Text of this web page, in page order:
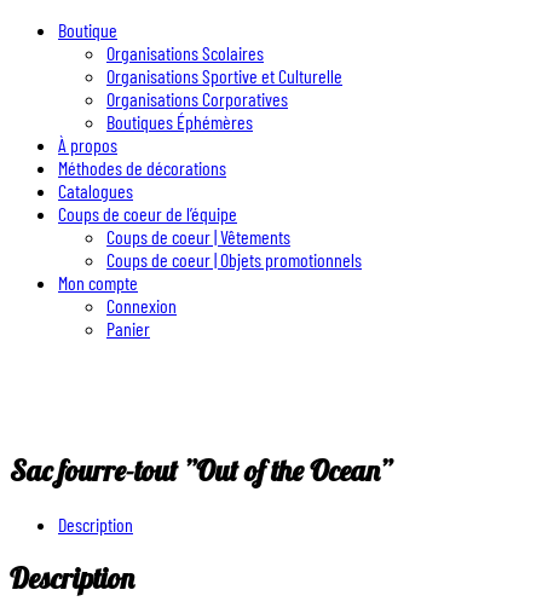
Boutique
Organisations Scolaires
Organisations Sportive et Culturelle
Organisations Corporatives
Boutiques Éphémères
À propos
Méthodes de décorations
Catalogues
Coups de coeur de l’équipe
Coups de coeur | Vêtements
Coups de coeur | Objets promotionnels
Mon compte
Connexion
Panier
Sac fourre-tout ”Out of the Ocean”
Description
Description